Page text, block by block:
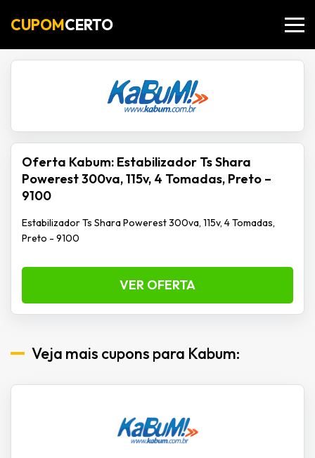
CUPOMCERTO
Oferta Kabum: Estabilizador Ts Shara
Powerest 300va, 115v, 4 Tomadas, Preto –
9100
Estabilizador Ts Shara Powerest 300va, 115v, 4 Tomadas,
Preto - 9100
VER OFERTA
Veja mais cupons para Kabum: